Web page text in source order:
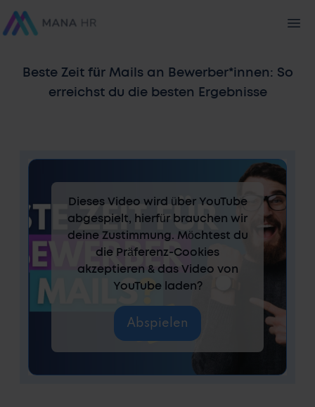
Beste Zeit für Mails an Bewerber*innen: So
erreichst du die besten Ergebnisse
Dieses Video wird über YouTube
abgespielt, hierfür brauchen wir
deine Zustimmung. Möchtest du
die Präferenz-Cookies
akzeptieren & das Video von
YouTube laden?
Abspielen